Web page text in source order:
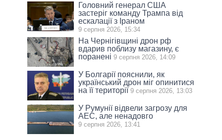
Головний генерал США
застеріг команду Трампа від
ескалації з Іраном
9 серпня 2026, 15:34
На Чернігівщині дрон рф
вдарив поблизу магазину, є
поранені 9 серпня 2026, 14:09
У Болгарії пояснили, як
український дрон міг опинитися
на її території 9 серпня 2026, 13:03
У Румунії відвели загрозу для
АЕС, але ненадовго
9 серпня 2026, 13:41